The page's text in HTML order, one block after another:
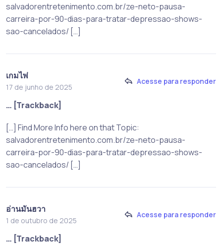
salvadorentretenimento.com.br/ze-neto-pausa-
carreira-por-90-dias-para-tratar-depressao-shows-
sao-cancelados/ […]
เกมไพ่
17 de junho de 2025
Acesse para responder
… [Trackback]
[…] Find More Info here on that Topic:
salvadorentretenimento.com.br/ze-neto-pausa-
carreira-por-90-dias-para-tratar-depressao-shows-
sao-cancelados/ […]
อ่านมันฮวา
1 de outubro de 2025
Acesse para responder
… [Trackback]